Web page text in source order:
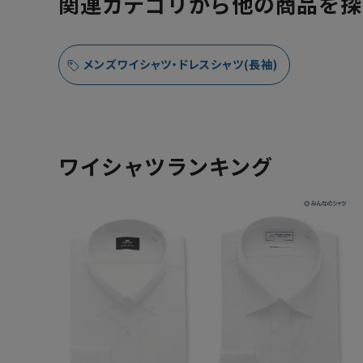
メンズワイシャツ・ドレスシャツ(長袖)
ワイシャツランキング